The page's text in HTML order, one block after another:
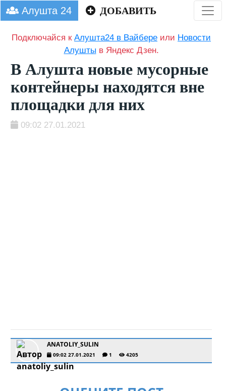
Алушта 24 ДОБАВИТЬ
Подключайся кАлушта24 в Вайбере или Новости
Алушты в Яндекс Дзен.
В Алушта новые мусорные
контейнеры находятся вне
площадки для них
09:02 27.01.2021
ANATOLIY_SULIN
09:02 27.01.2021 1 4205